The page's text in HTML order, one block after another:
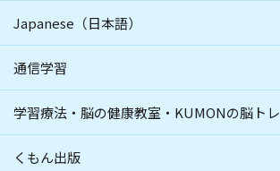
Japanese（日本語）
通信学習
学習療法・脳の健康教室・KUMONの脳トレ
くもん出版